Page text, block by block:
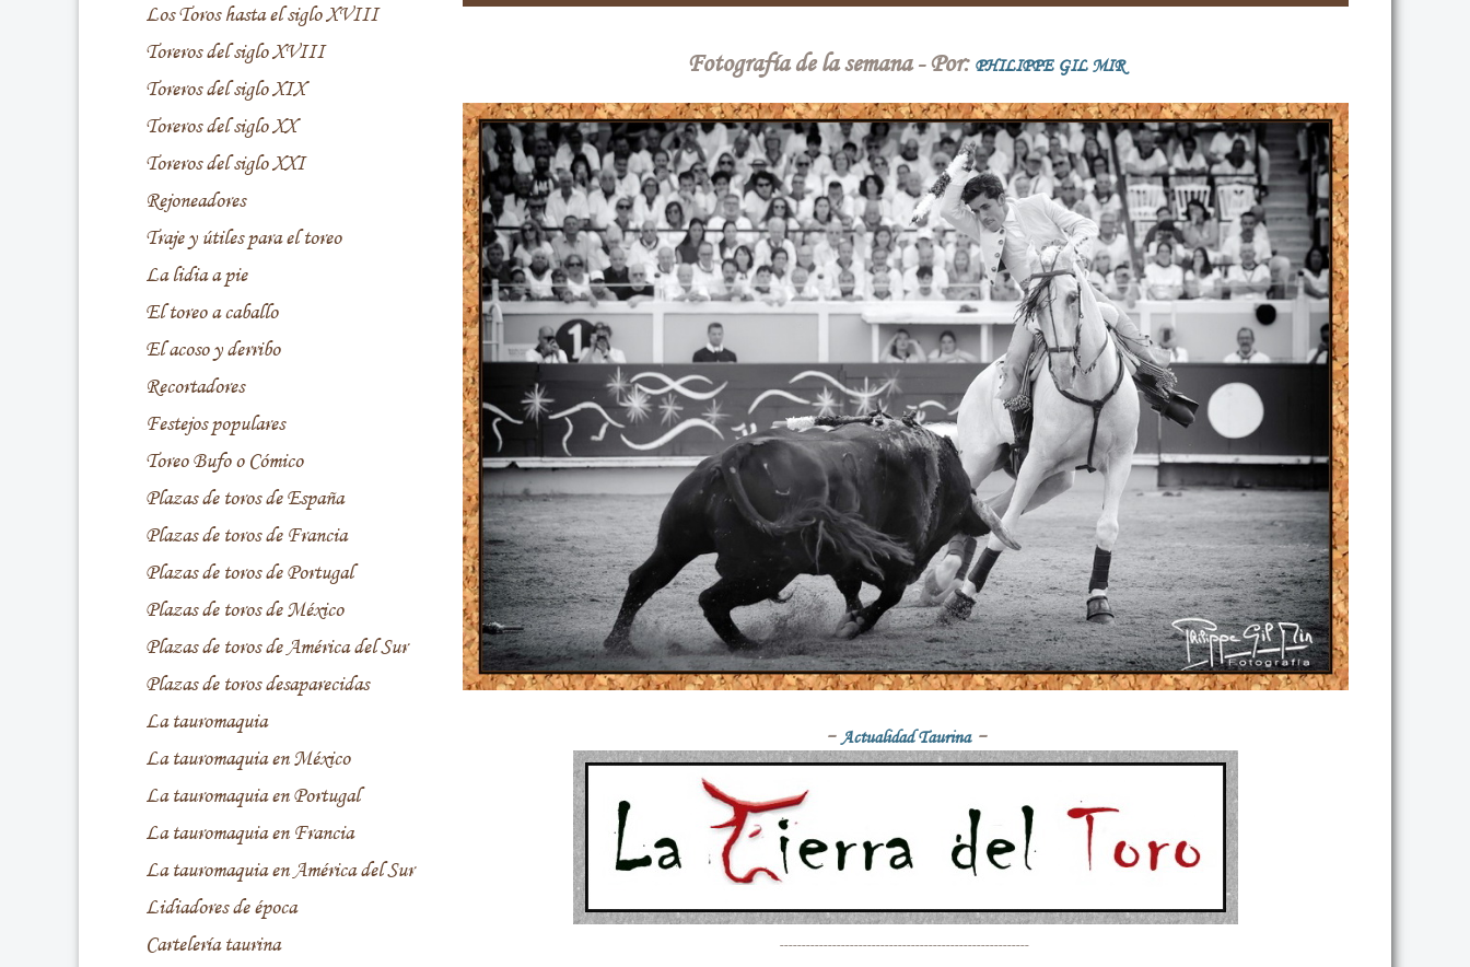
Los Toros hasta el siglo XVIII
Toreros del siglo XVIII
Toreros del siglo XIX
Toreros del siglo XX
Toreros del siglo XXI
Rejoneadores
Traje y útiles para el toreo
La lidia a pie
El toreo a caballo
El acoso y derribo
Recortadores
Festejos populares
Toreo Bufo o Cómico
Plazas de toros de España
Plazas de toros de Francia
Plazas de toros de Portugal
Plazas de toros de México
Plazas de toros de América del Sur
Plazas de toros desaparecidas
La tauromaquia
La tauromaquia en México
La tauromaquia en Portugal
La tauromaquia en Francia
La tauromaquia en América del Sur
Lidiadores de época
Cartelería taurina
Fotografía de la semana-Por: PHILIPPE GIL MIR
-Actualidad Taurina-
---------------------------------------------------------